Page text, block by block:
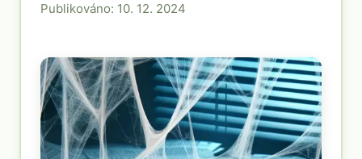
Publikováno: 10. 12. 2024